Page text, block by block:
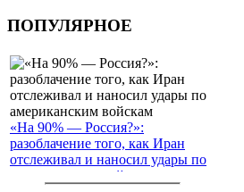
ПОПУЛЯРНОЕ
«На 90% — Россия?»:
разоблачение того, как Иран
отслеживал и наносил удары по
американским войскам